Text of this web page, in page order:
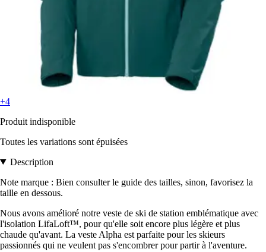
+4
Produit indisponible
Toutes les variations sont épuisées
Description
Note marque : Bien consulter le guide des tailles, sinon, favorisez la
taille en dessous.
Nous avons amélioré notre veste de ski de station emblématique avec
l'isolation LifaLoft™, pour qu'elle soit encore plus légère et plus
chaude qu'avant. La veste Alpha est parfaite pour les skieurs
passionnés qui ne veulent pas s'encombrer pour partir à l'aventure.